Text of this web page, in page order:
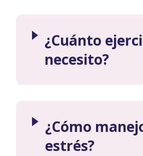
¿Cuánto
necesito?
¿Cómo
estrés?